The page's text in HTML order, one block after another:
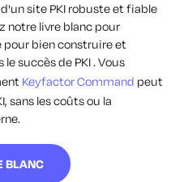
site PKI robuste et fiable
notre livre blanc pour
bien construire et
succès de PKI . Vous
Keyfactor Command peut
sans les coûts ou la
BLANC